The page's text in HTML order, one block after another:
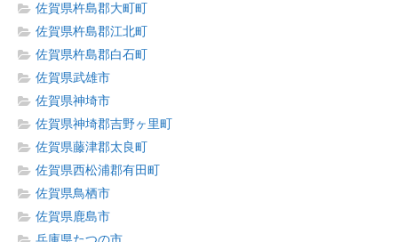
佐賀県杵島郡大町町
佐賀県杵島郡江北町
佐賀県杵島郡白石町
佐賀県武雄市
佐賀県神埼市
佐賀県神埼郡吉野ヶ里町
佐賀県藤津郡太良町
佐賀県西松浦郡有田町
佐賀県鳥栖市
佐賀県鹿島市